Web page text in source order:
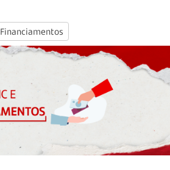
Financiamentos